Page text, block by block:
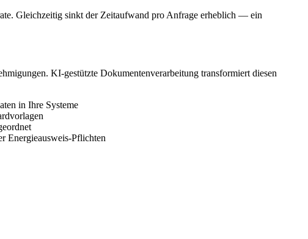
Gleichzeitig sinkt der Zeitaufwand pro Anfrage erheblich — ein
KI-gestützte Dokumentenverarbeitung transformiert diesen
in Ihre Systeme
Energieausweis-Pflichten